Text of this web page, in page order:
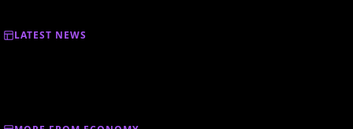
LATEST NEWS